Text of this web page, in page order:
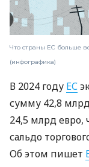
Что страны ЕС больше
(инфографика)
В 2024 году ЕС
сумму 42,8
24,5 млрд евро,
сальдо
Об этом пишет